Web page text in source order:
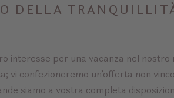
DELLA
interesse per una vacanza nel
vi confezioneremo un’offerta non
siamo a vostra completa